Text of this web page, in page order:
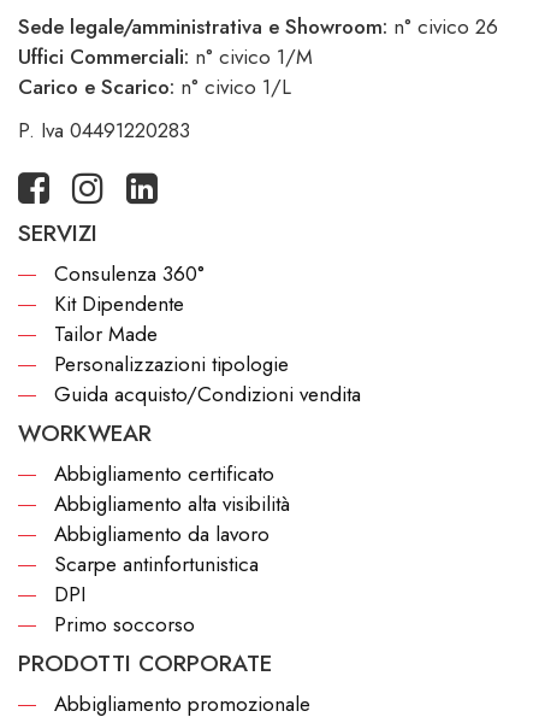
Sede legale/amministrativa e Showroom: n° civico 26
Uffici Commerciali: n° civico 1/M
Carico e Scarico: n° civico 1/L
P. Iva 04491220283
SERVIZI
Consulenza 360°
Kit Dipendente
Tailor Made
Personalizzazioni tipologie
Guida acquisto/Condizioni vendita
WORKWEAR
Abbigliamento certificato
Abbigliamento alta visibilità
Abbigliamento da lavoro
Scarpe antinfortunistica
DPI
Primo soccorso
PRODOTTI CORPORATE
Abbigliamento promozionale